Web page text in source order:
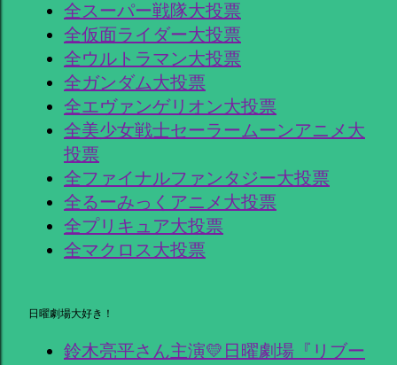
全スーパー戦隊大投票
全仮面ライダー大投票
全ウルトラマン大投票
全ガンダム大投票
全エヴァンゲリオン大投票
全美少女戦士セーラームーンアニメ大
投票
全ファイナルファンタジー大投票
全るーみっくアニメ大投票
全プリキュア大投票
全マクロス大投票
日曜劇場大好き！
鈴木亮平さん主演💛日曜劇場『リブー